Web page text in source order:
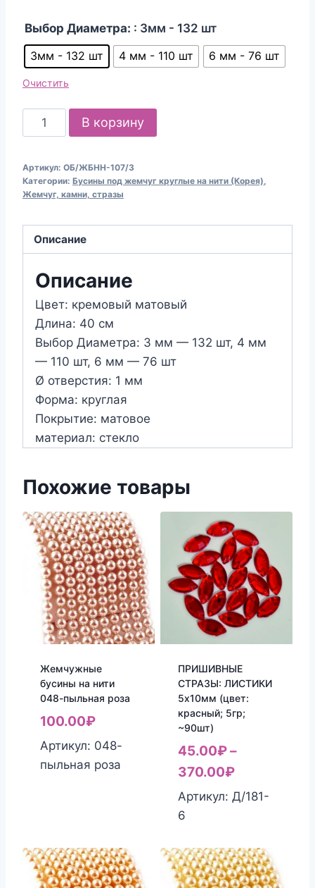
Выбор Диаметра: : 3мм - 132 шт
3мм - 132 шт
4 мм - 110 шт 6 мм - 76 шт
Очистить
Количество
товара
бусины
на
(цвет:
матовый)
В корзину
Артикул: ОБ/ЖБНН-107/3
Категории: Бусины под жемчуг круглые на нити (Корея)
Жемчуг, камни, стразы
Описание
Описание
Цвет: кремовый матовый
Длина: 40 см
Выбор Диаметра: 3 мм — 132 шт, 4 мм
— 110 шт, 6 мм — 76 шт
Ø отверстия: 1 мм
Форма: круглая
Покрытие: матовое
материал: стекло
Похожие товары
Жемчужные
бусины на нити
048-пыльная роза
100.00₽
Артикул: 048-
пыльная роза
ПРИШИВНЫЕ
СТРАЗЫ: ЛИСТИКИ
5х10мм (цвет:
красный; 5гр;
~90шт)
45.00₽–
370.00₽
Артикул: Д/181-
6